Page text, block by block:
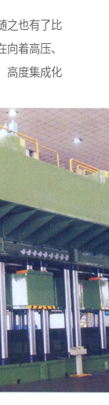
之也有了比
着高压、
高度集成化